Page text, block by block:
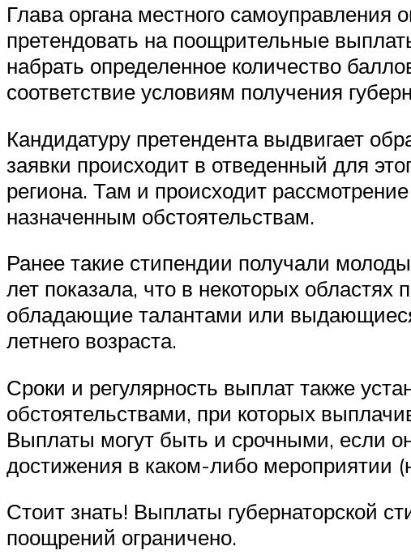
Глава органа местного самоуправления
претендовать на поощрительные
набрать определенное количество
соответствие условиям получения
Кандидатуру претендента выдвигает
заявки происходит в отведенный для
региона. Там и происходит
назначенным обстоятельствам.
Ранее такие стипендии получали
лет показала, что в некоторых
обладающие талантами или
летнего возраста.
Сроки и регулярность выплат также
обстоятельствами, при которых
Выплаты могут быть и срочными, если
достижения в каком-либо мероприятии
Стоит знать! Выплаты губернаторской
поощрений ограничено.